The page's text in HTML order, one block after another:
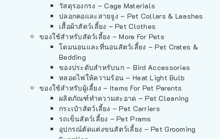
วัสดุรองกรง – Cage Materials
ปลอกคอและสายจูง – Pet Collars & Leashes
เสื้อผ้าสัตว์เลี้ยง – Pet Clothes
ของใช้สำหรับสัตว์เลี้ยง – More For Pets
โดมนอนและที่นอนสัตว์เลี้ยง – Pet Crates &
Bedding
ของประดับสำหรับนก – Bird Accessories
หลอดไฟให้ความร้อน – Heat Light Bulb
ของใช้สำหรับผู้เลี้ยง – Items For Pet Parents
ผลิตภัณฑ์ทำความสะอาด – Pet Cleaning
กระเป๋าสัตว์เลี้ยง – Pet Carriers
รถเข็นสัตว์เลี้ยง – Pet Prams
อุปกรณ์ตัดแต่งขนสัตว์เลี้ยง – Pet Grooming